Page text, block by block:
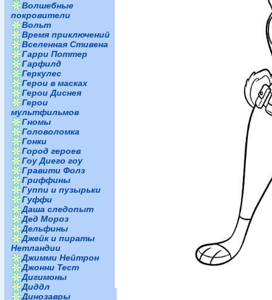
Волшебные
покровители
Вольт
Время приключений
Вселенная Стивена
Гарри Поттер
Гарфилд
Геркулес
Герои в масках
Герои Диснея
Герои
мультфильмов
Гномы
Головоломка
Гонки
Город героев
Гоу Диего гоу
Гравити Фолз
Гриффины
Гуппи и пузырьки
Гуффи
Даша следопыт
Дед Мороз
Дельфины
Джейк и пираты
Нетландии
Джимми Нейтрон
Джонни Тест
Дигимоны
Диддл
Динозавры